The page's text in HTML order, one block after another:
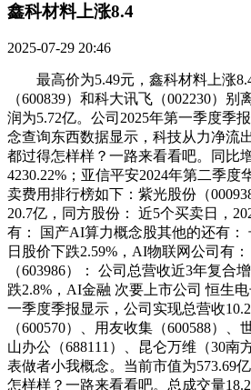
鑫科材料上涨8.4​
2025-07-29 20:46
最高价为5.49元，鑫科材料上涨
（600839）和科大讯飞（002230）别
润为5.72亿。公司2025年第一季度季
念查询东西数据显示，科技从力净流
都过得怎样样？一路来看看吧。同比
4230.22%；亚信平安2024年第二季
卖费用排行榜如下：紫光股份（
20.7亿，同方股份： 近5个买卖日，
有： 国产AI算力概念股其他的还有：
日股价下跌2.59%，AI物联网公司有
（603986）： 公司总营收近3年复合
跌2.8%，AI金融 次要上市公司 恒生电
一季度季报显示，公司实现总营收
（600570）、用友收集（600588）、
山办公（688111）、昆仑万维（30南
表做者小我概念。当前市值为573.69
怎样样？一路来看看吧。总成交量